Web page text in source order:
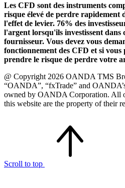
Les CFD sont des instruments
risque élevé de perdre rapidement
l'effet de levier. 76% des
l'argent lorsqu'ils investissent dans
fournisseur. Vous devez vous
fonctionnement des CFD et si vous
prendre le risque de perdre votre
@ Copyright 2026 OANDA TMS
“OANDA”, “fxTrade” and
owned by OANDA Corporation. All
this website are the property of their
Scroll to top